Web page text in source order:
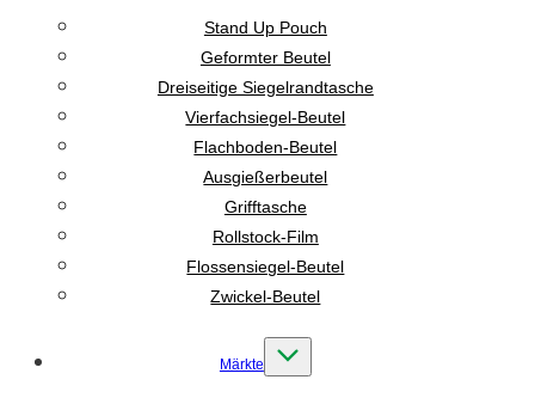
IDStand Up Pouch
Geformter Beutel
Dreiseitige Siegelrandtasche
Vierfachsiegel-Beutel
Flachboden-Beutel
Ausgießerbeutel
Grifftasche
Rollstock-Film
Flossensiegel-Beutel
Zwickel-Beutel
Märkte